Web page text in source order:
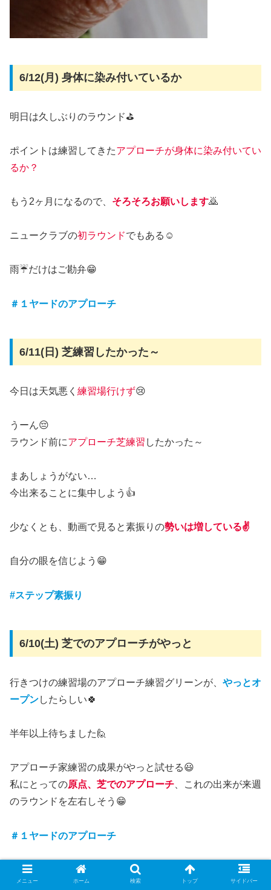
6/12(月) 身体に染み付いているか
明日は久しぶりのラウンド⛳
ポイントは練習してきたアプローチが身体に染み付いてい
るか？
もう2ヶ月になるので、 そろそろお願いします🙇
ニュークラブの初ラウンドでもある☺️
雨☔だけはご勘弁😁
＃１ヤードのアプローチ
6/11(日) 芝練習したかった～
今日は天気悪く 練習場行けず😢
うーん😔
ラウンド前にアプローチ芝練習 したかった～
まあしょうがない…
今出来ることに集中しよう👍
少なくとも、動画で見ると素振りの勢いは増している✌️
自分の眼を信じよう😁
#ステップ素振り
6/10(土) 芝でのアプローチがやっと
行きつけの練習場のアプローチ練習グリーンが、 やっとオ
ープンしたらしい🍀
半年以上待ちました🙋
アプローチ家練習の成果がやっと試せる😃
私にとっての原点、芝でのアプローチ 、これの出来が来週
のラウンドを左右しそう😁
＃１ヤードのアプローチ
6/9(金) ここが弱点？
メニュー ホーム 検索 トップ サイドバー